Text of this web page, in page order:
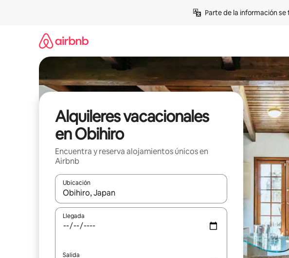
Parte de la información
Alquileres vacacionales
en Obihiro
Encuentra y reserva alojamientos únicos en
Airbnb
Ubicación
Cuando los resultados estén disponibles, navega con las teclas de
Llegada
Salida